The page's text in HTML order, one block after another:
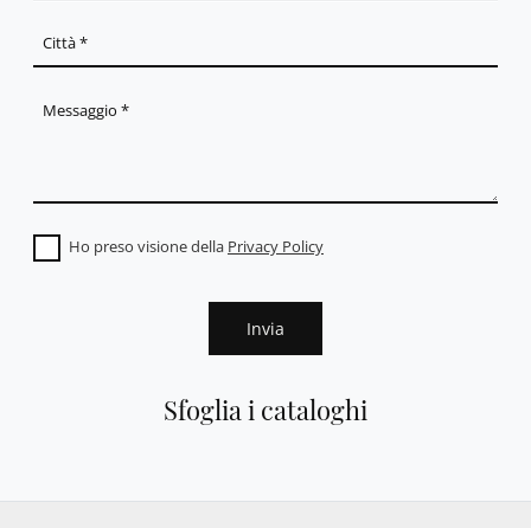
Sfoglia i cataloghi
Ho preso visione della Privacy Policy
Invia